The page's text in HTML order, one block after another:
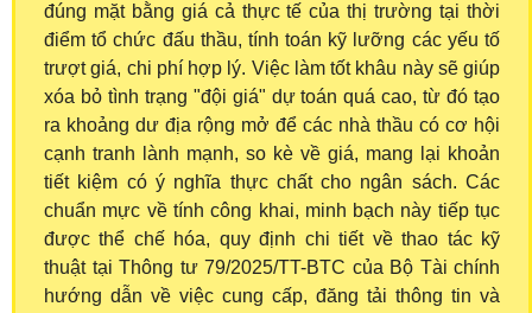
đúng mặt bằng giá cả thực tế của thị trường tại thời
điểm tổ chức đấu thầu, tính toán kỹ lưỡng các yếu tố
trượt giá, chi phí hợp lý. Việc làm tốt khâu này sẽ giúp
xóa bỏ tình trạng "đội giá" dự toán quá cao, từ đó tạo
ra khoảng dư địa rộng mở để các nhà thầu có cơ hội
cạnh tranh lành mạnh, so kè về giá, mang lại khoản
tiết kiệm có ý nghĩa thực chất cho ngân sách. Các
chuẩn mực về tính công khai, minh bạch này tiếp tục
được thể chế hóa, quy định chi tiết về thao tác kỹ
thuật tại Thông tư 79/2025/TT-BTC của Bộ Tài chính
hướng dẫn về việc cung cấp, đăng tải thông tin và